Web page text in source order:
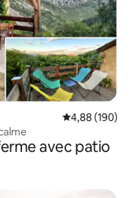
Évaluation
4,88 (190)
avec patio